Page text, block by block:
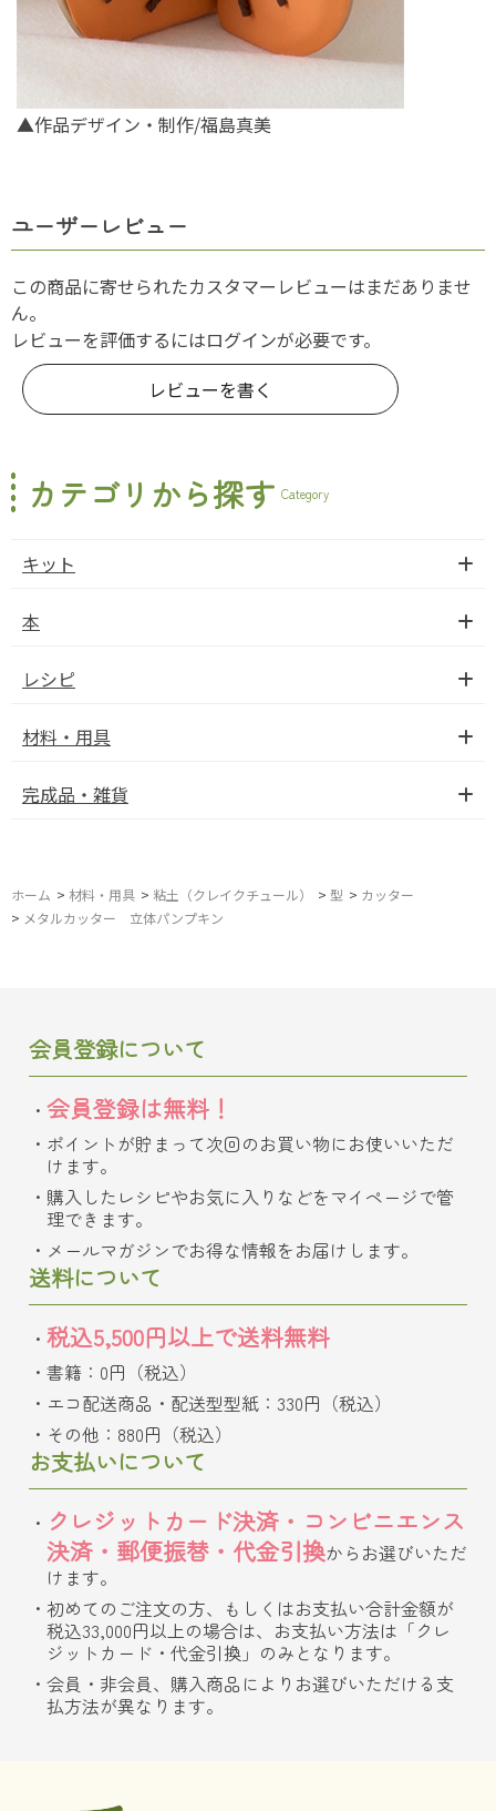
▲作品デザイン・制作/福島真美
ユーザーレビュー
この商品に寄せられたカスタマーレビューはまだありませ
ん。
レビューを評価するにはログインが必要です。
レビューを書く
カテゴリから探す Category
キット
本
レシピ
材料・用具
完成品・雑貨
ホーム > 材料・用具 > 粘土（クレイクチュール） > 型 > カッター
> メタルカッター 立体パンプキン
会員登録について
会員登録は無料！
ポイントが貯まって次回のお買い物にお使いいただ
けます。
購入したレシピやお気に入りなどをマイページで管
理できます。
メールマガジンでお得な情報をお届けします。
送料について
税込5,500円以上で送料無料
書籍：0円（税込）
エコ配送商品・配送型型紙：330円（税込）
その他：880円（税込）
お支払いについて
クレジットカード決済・コンビニエンス
決済・郵便振替・代金引換からお選びいただ
けます。
初めてのご注文の方、もしくはお支払い合計金額が
税込33,000円以上の場合は、お支払い方法は「クレ
ジットカード・代金引換」のみとなります。
会員・非会員、購入商品によりお選びいただける支
払方法が異なります。